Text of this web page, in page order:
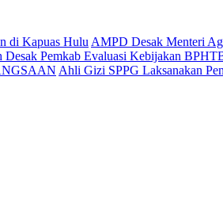
di Kapuas Hulu AMPD Desak Menteri
Pemkab Evaluasi Kebijakan
Ahli Gizi SPPG Laksanakan